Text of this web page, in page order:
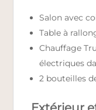
Salon avec
Table à
Chauffage
électriques
2 bouteilles